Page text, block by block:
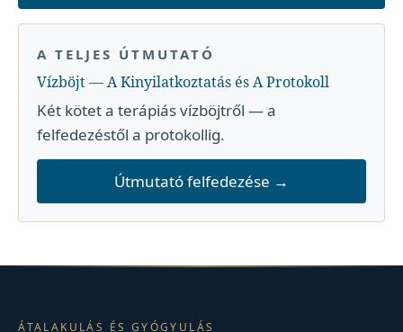
A TELJES ÚTMUTATÓ
Vízböjt — A Kinyilatkoztatás és A Protokoll
Két kötet a terápiás vízböjtről — a
felfedezéstől a protokollig.
Útmutató felfedezése →
ÁTALAKULÁS ÉS GYÓGYULÁS